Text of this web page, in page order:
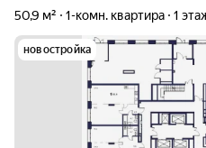
50,9 м²
1-комн. квартира 1
новостройка